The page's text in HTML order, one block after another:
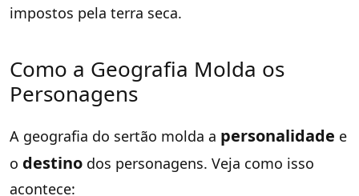
impostos pela terra seca.
Como a Geografia Molda os
Personagens
A geografia do sertão molda a personalidade e
o destino dos personagens. Veja como isso
acontece: